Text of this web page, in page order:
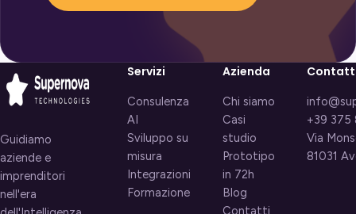
Guidiamo
aziende e
imprenditori
nell'era
Servizi
Consulenza
AI
Sviluppo su
misura
Integrazioni
Formazione
Azienda
Chi siamo
Casi
studio
Prototipo
in 72h
Blog
Contatti
+39 375
Via
81031